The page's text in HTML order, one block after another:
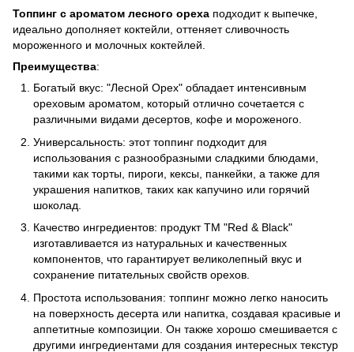
Топпинг с ароматом лесного ореха подходит к выпечке,
идеально дополняет коктейли, оттеняет сливочность
мороженного и молочных коктейлей.
Преимущества:
Богатый вкус: "Лесной Орех" обладает интенсивным
ореховым ароматом, который отлично сочетается с
различными видами десертов, кофе и мороженого.
Универсальность: этот топпинг подходит для
использования с разнообразными сладкими блюдами,
такими как торты, пироги, кексы, панкейки, а также для
украшения напитков, таких как капучино или горячий
шоколад.
Качество ингредиентов: продукт ТМ "Red & Black"
изготавливается из натуральных и качественных
компонентов, что гарантирует великолепный вкус и
сохранение питательных свойств орехов.
Простота использования: топпинг можно легко наносить
на поверхность десерта или напитка, создавая красивые и
аппетитные композиции. Он также хорошо смешивается с
другими ингредиентами для создания интересных текстур